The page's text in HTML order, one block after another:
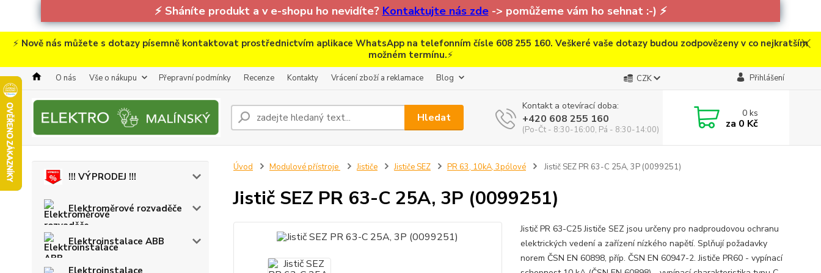
⚡ Sháníte produkt a v e-shopu ho nevidíte? Kontaktujte nás zde-> pomůžeme vám ho sehnat :-) ⚡
⚡ Nově nás můžete s dotazy písemně kontaktovat prostřednictvím aplikace WhatsApp na telefonním čísle 608 255 160. Veškeré vaše dotazy budou zodpovězeny v co nejkratším
možném termínu.⚡
O nás Vše o nákupu Přepravní podmínky Recenze Kontakty Vrácení zboží a reklamace Blog CZK Přihlášení
Hledat
Kontakt a otevírací doba:
+420 608 255 160
(Po-Čt - 8:30-16:00, Pá - 8:30-14:00)
0ks
za 0 Kč
!!! VÝPRODEJ !!!
Elektroměrové rozvaděče
Elektroinstalace ABB
Úvod Modulové přístroje Jističe Jističe SEZ PR 63, 10kA, 3pólové Jistič SEZ PR 63-C 25A, 3P (0099251)
Jistič SEZ PR 63-C 25A, 3P (0099251)
Jistič PR 63-C25 Jističe SEZ jsou určeny pro nadproudovou ochranu
elektrických vedení a zařízení nízkého napětí. Splňují požadavky
norem ČSN EN 60898, příp. ČSN EN 60947-2. Jističe PR60 - vypínací